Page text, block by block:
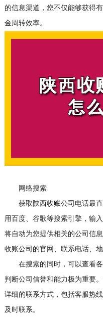
的信息渠道，您不仅能够获得
金周转效率。
网络搜索
获取陕西收账公司电话最直
用百度、谷歌等搜索引擎，输
将自动为您提供相关的公司信
收账公司的官网、联系电话、地
在搜索的同时，可以查看各
判断公司信誉和能力极为重要
详细的联系方式，包括客服热
及时联系。